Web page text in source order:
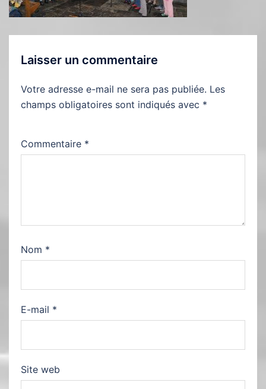
Laisser un commentaire
Votre adresse e-mail ne sera pas publiée. Les
champs obligatoires sont indiqués avec *
Commentaire *
Nom *
E-mail *
Site web